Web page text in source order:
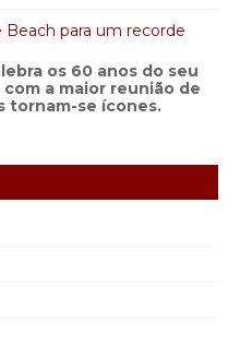
para um recorde
os 60 anos do seu
a maior reunião de
tornam-se ícones.